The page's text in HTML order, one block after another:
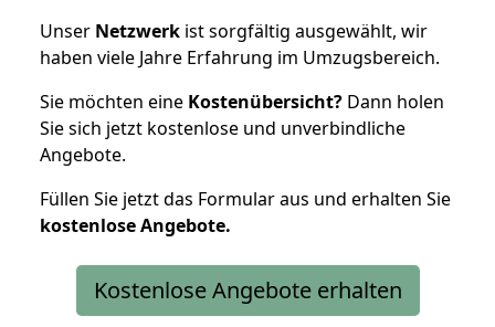
Unser Netzwerk ist sorgfältig ausgewählt, wir
haben viele Jahre Erfahrung im Umzugsbereich.
Sie möchten eine Kostenübersicht? Dann holen
Sie sich jetzt kostenlose und unverbindliche
Angebote.
Füllen Sie jetzt das Formular aus und erhalten Sie
kostenloseAngebote.
Kostenlose Angebote erhalten